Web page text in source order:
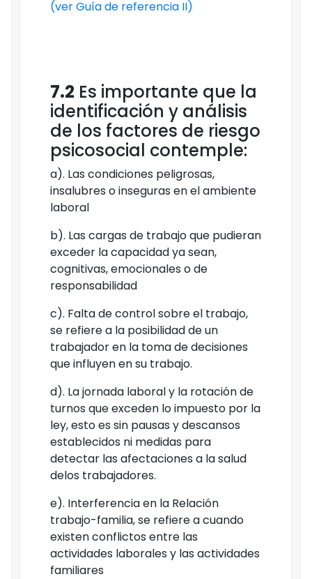
(ver Guía de referencia II)
7.2 Es importante que la
identificación y análisis
de los factores de riesgo
psicosocial contemple:
a). Las condiciones peligrosas,
insalubres o inseguras en el ambiente
laboral
b). Las cargas de trabajo que pudieran
exceder la capacidad ya sean,
cognitivas, emocionales o de
responsabilidad
c). Falta de control sobre el trabajo,
se refiere a la posibilidad de un
trabajador en la toma de decisiones
que influyen en su trabajo.
d). La jornada laboral y la rotación de
turnos que exceden lo impuesto por la
ley, esto es sin pausas y descansos
establecidos ni medidas para
detectar las afectaciones a la salud
delos trabajadores.
e). Interferencia en la Relación
trabajo-familia, se refiere a cuando
existen conflictos entre las
actividades laborales y las actividades
familiares